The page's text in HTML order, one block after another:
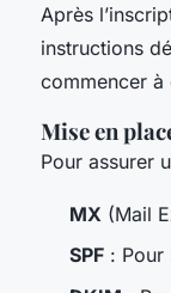
Après
instructions
commencer
Mise en
Pour assurer
MX (Mail
SPF : Pour